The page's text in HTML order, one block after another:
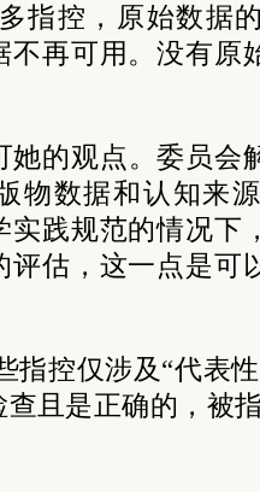
指控，原始数据
不再可用。没有原
她的观点。委员会
物数据和认知来
实践规范的情况下
评估，这一点是可
指控仅涉及“代表
且是正确的，被